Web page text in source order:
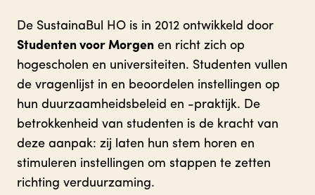
De SustainaBul HO is in 2012 ontwikkeld door
Studenten voor Morgen en richt zich op
hogescholen en universiteiten. Studenten vullen
de vragenlijst in en beoordelen instellingen op
hun duurzaamheidsbeleid en -praktijk. De
betrokkenheid van studenten is de kracht van
deze aanpak: zij laten hun stem horen en
stimuleren instellingen om stappen te zetten
richting verduurzaming.